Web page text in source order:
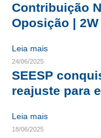
APRESENTAÇÃO
CARREIRA
AUTÔNOMOS E
NEWSLETTER
Contribuição
Oposição |
Leia mais
24/06/2025
SEESP
reajuste para
Leia mais
18/06/2025